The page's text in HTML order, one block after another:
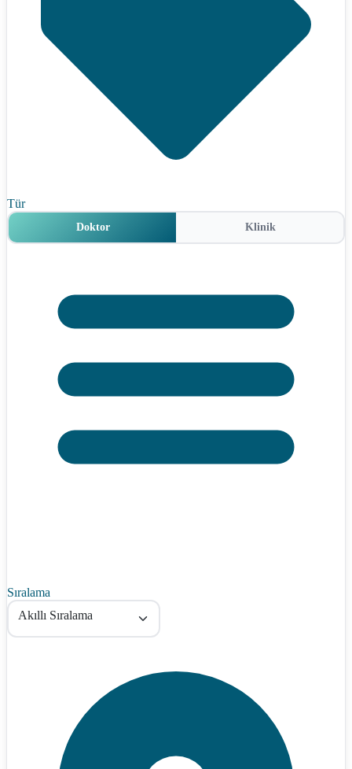
Tür
Doktor Klinik
Sıralama
Akıllı Sıralama